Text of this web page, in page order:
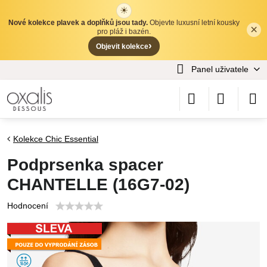
✕
×
☀
Nové kolekce plavek a doplňků jsou tady. Objevte luxusní letní kousky
pro pláž i bazén.
Objevit kolekce›
Panel uživatele
Kolekce Chic Essential
Podprsenka spacer
CHANTELLE (16G7-02)
Hodnocení